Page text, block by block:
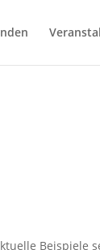
Beispiele